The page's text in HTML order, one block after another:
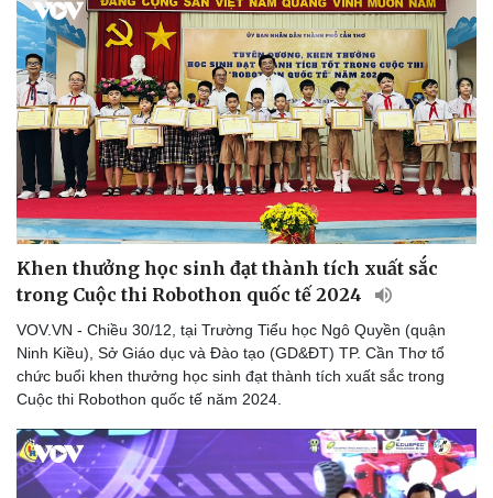
Doanh nghiệp
Thông tin doanh nghiệp
Doanh nghiệp 24h
Doanh nhân
Vì cộng đồng
Công nghệ
Sành điệu
Tin Công nghệ
Trải nghiệm
Chuyển đổi số
Khen thưởng học sinh đạt thành tích xuất sắc
trong Cuộc thi Robothon quốc tế 2024
VOV.VN - Chiều 30/12, tại Trường Tiểu học Ngô Quyền (quận
Ninh Kiều), Sở Giáo dục và Đào tạo (GD&ĐT) TP. Cần Thơ tổ
chức buổi khen thưởng học sinh đạt thành tích xuất sắc trong
Cuộc thi Robothon quốc tế năm 2024.